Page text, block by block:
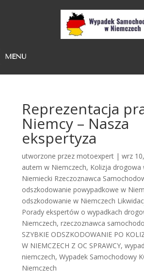
MENU
Reprezentacja
Niemcy – Nasza
ekspertyza
utworzone przez motoexpert| wrz
autem w Niemczech, Kolizja drogowa
Niemiecki Rzeczoznawca
odszkodowanie powypadkowe w
odszkodowanie w Niemczech
Porady ekspertów o wypadkach
Niemczech, rzeczoznawca
SZYBKIE ODSZKODOWANIE PO
W NIEMCZECH Z OC SPRAWCY,
niemczech, Wypadek Samochodowy
Niemczech